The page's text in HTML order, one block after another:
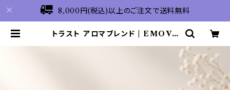
8,000円(税込)以上のご注文で送料無料
トラスト アロマブレンド | EMOVE